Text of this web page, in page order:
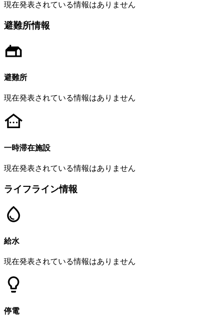
現在発表されている情報はありません
避難所情報
避難所
現在発表されている情報はありません
一時滞在施設
現在発表されている情報はありません
ライフライン情報
給水
現在発表されている情報はありません
停電